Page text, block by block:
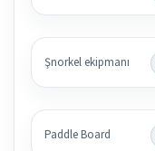
Şnorkel ekipmanı
Paddle Board